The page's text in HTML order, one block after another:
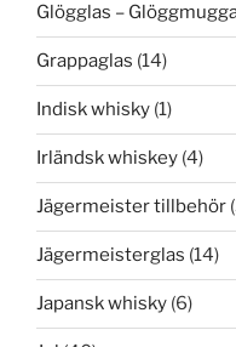
Glögglas –
Grappaglas (14)
Indisk whisky (1)
Irländsk whiskey (4)
Jägermeister tillbehör
Jägermeisterglas (14)
Japansk whisky (6)